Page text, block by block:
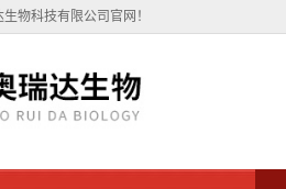
物科技有限公司官网！